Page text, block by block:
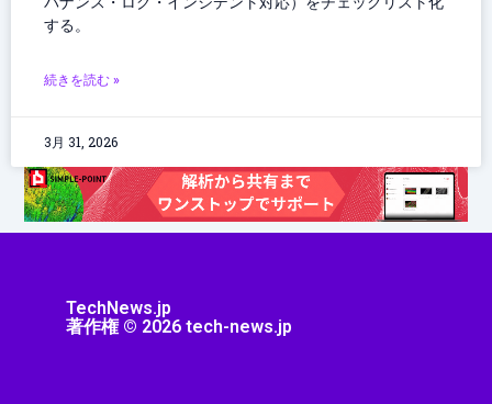
する。
続きを読む »
3月 31, 2026
TechNews.jp
著作権 © 2026 tech-news.jp